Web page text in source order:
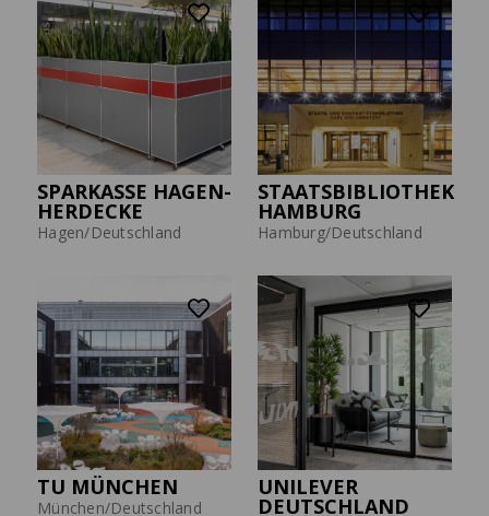
SPARKASSE HAGEN-
HERDECKE
Hagen/Deutschland
STAATSBIBLIOTHEK
HAMBURG
Hamburg/Deutschland
TU MÜNCHEN
München/Deutschland
UNILEVER
DEUTSCHLAND